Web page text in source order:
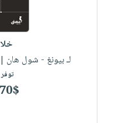
لـ بيونغ - شول هان